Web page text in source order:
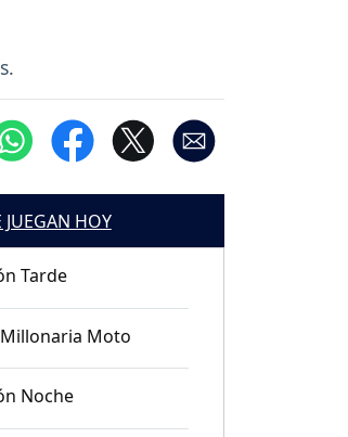
JUEGAN HOY
Tarde
Moto
Noche